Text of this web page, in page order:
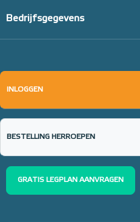
Bedrijfsgegevens
INLOGGEN
BESTELLING HERROEPEN
GRATIS LEGPLAN AANVRAGEN